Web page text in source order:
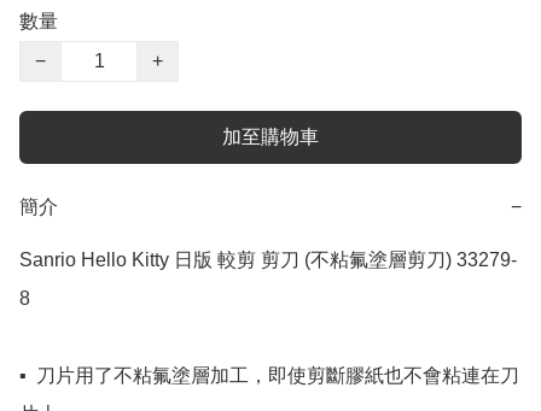
數量
−
+
加至購物車
簡介 −
Sanrio Hello Kitty 日版 較剪 剪刀 (不粘氟塗層剪刀) 33279-
8
▪️  刀片用了不粘氟塗層加工，即使剪斷膠紙也不會粘連在刀